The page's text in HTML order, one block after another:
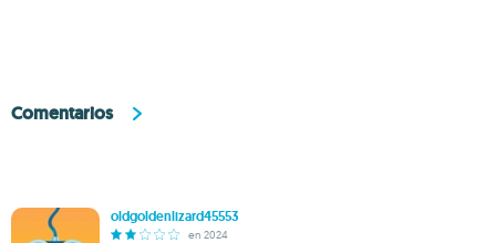
Comentarios
oldgoldenlizard45553
en 2024